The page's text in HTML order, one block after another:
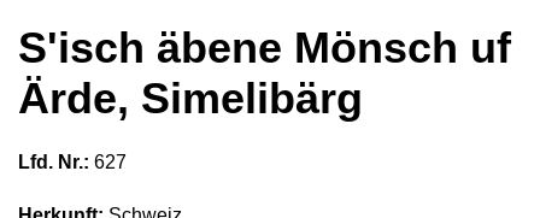
S'isch äbene Mönsch uf
Ärde, Simelibärg
Lfd. Nr.: 627